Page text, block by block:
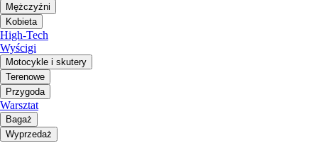
Mężczyźni
Kobieta
High-Tech
Wyścigi
Motocykle i skutery
Terenowe
Przygoda
Warsztat
Bagaż
Wyprzedaż